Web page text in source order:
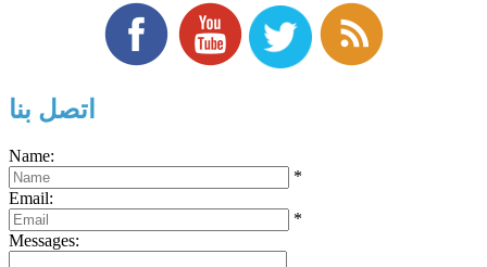
اتصل بنا
Name:
*
Email:
*
Messages: